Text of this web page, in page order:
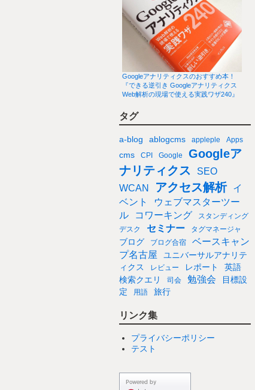
Googleアナリティクスのおすすめ本！
『できる逆引き Googleアナリティクス
Web解析の現場で使える実践ワザ240』
タグ
a-blog ablogcms appleple Apps
cms CPI Google
Googleア
ナリティクス
SEO
WCAN
アクセス解析
イ
ベント
ウェブマスターツー
ル
コワーキング
スタンディング
デスク
セミナー タグマネージャ
ブログ ブログ合宿
ベースキャン
プ名古屋
ユニバーサルアナリテ
ィクス
レビュー レポート
英語
検索クエリ
司会 勉強会
目標設
定
用語 旅行
リンク集
プライバシーポリシー
テスト